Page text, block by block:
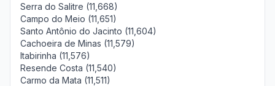
Serra do Salitre (11,668)
Campo do Meio (11,651)
Santo Antônio do Jacinto (11,604)
Cachoeira de Minas (11,579)
Itabirinha (11,576)
Resende Costa (11,540)
Carmo da Mata (11,511)